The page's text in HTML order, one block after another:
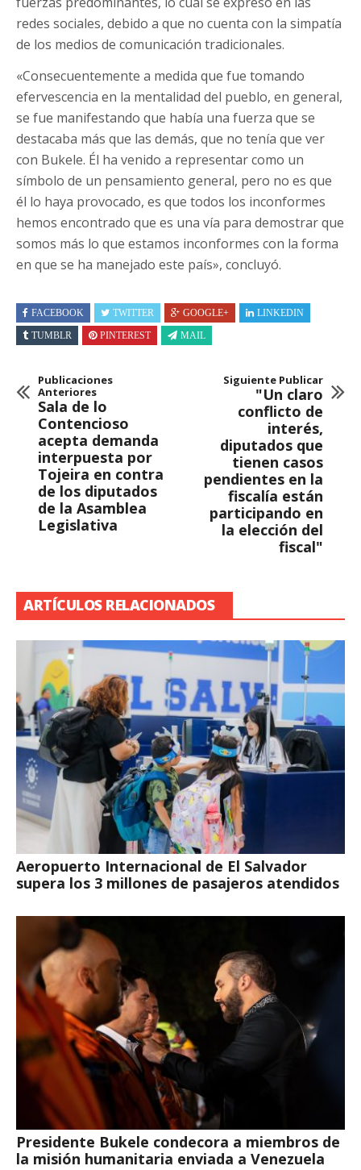
redes sociales, debido a que no cuenta con la simpatía
de los medios de comunicación tradicionales.
«Consecuentemente a medida que fue tomando
efervescencia en la mentalidad del pueblo, en general,
se fue manifestando que había una fuerza que se
destacaba más que las demás, que no tenía que ver
con Bukele. Él ha venido a representar como un
símbolo de un pensamiento general, pero no es que
él lo haya provocado, es que todos los inconformes
hemos encontrado que es una vía para demostrar que
somos más lo que estamos inconformes con la forma
en que se ha manejado este país», concluyó.
FACEBOOK TWITTER GOOGLE+
LINKEDIN
TUMBLR
PINTEREST MAIL
Publicaciones
Anteriores
Sala de lo
Contencioso
acepta demanda
interpuesta por
Tojeira en contra
de los diputados
de la Asamblea
Legislativa
Siguiente Publicar
"Un claro
conflicto de
interés,
diputados que
tienen casos
pendientes en la
fiscalía están
participando en
la elección del
fiscal"
ARTÍCULOS RELACIONADOS
Aeropuerto Internacional de El Salvador
supera los 3 millones de pasajeros atendidos
Presidente Bukele condecora a miembros de
la misión humanitaria enviada a Venezuela